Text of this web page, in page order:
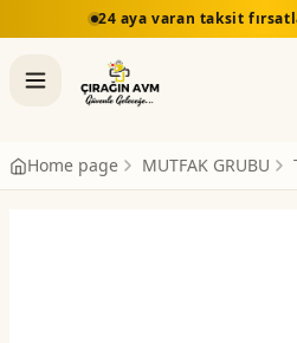
24 aya varan taksit
Home page MUTFAK GRUBU